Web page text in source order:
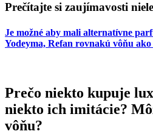
Prečítajte si zaujímavosti
Je možné aby mali alternatívne
Yodeyma, Refan rovnakú vôňu
Prečo niekto kupuje
niekto ich imitácie?
vôňu?